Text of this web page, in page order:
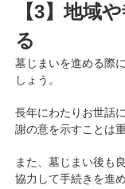
【3】地域
る
墓じまいを進める際
しょう。
長年にわたりお世話
謝の意を示すことは重
また、墓じまい後も
協力して手続きを進